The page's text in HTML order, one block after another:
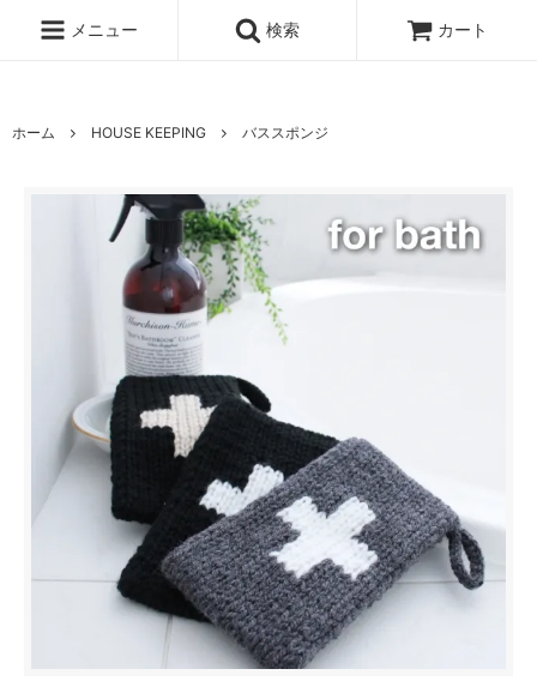
メニュー
検索 カート
ホーム HOUSE KEEPING バススポンジ